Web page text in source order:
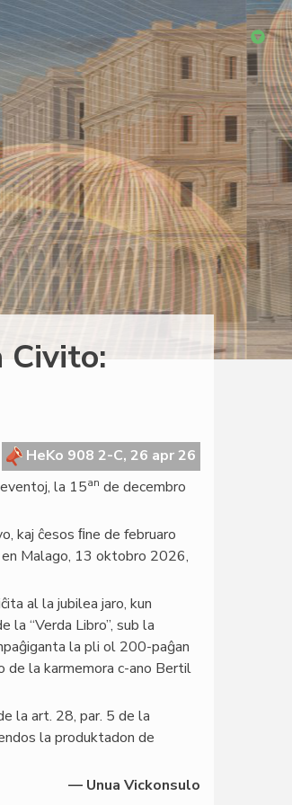
Civito:
HeKo 908 2-C, 26 apr 26
la 15an de decembro
kaj ĉesos ﬁne de februaro
Malago, 13 oktobro 2026,
al la jubilea jaro, kun
la “Verda Libro”, sub la
la pli ol 200-paĝan
de la karmemora c-ano Bertil
la art. 28, par. 5 de la
la produktadon de
— Unua Vickonsulo